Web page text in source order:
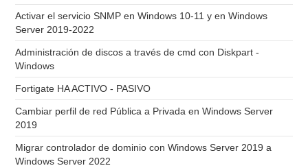
Activar el servicio SNMP en Windows 10-11 y en Windows
Server 2019-2022
Administración de discos a través de cmd con Diskpart -
Windows
Fortigate HA ACTIVO - PASIVO
Cambiar perfil de red Pública a Privada en Windows Server
2019
Migrar controlador de dominio con Windows Server 2019 a
Windows Server 2022